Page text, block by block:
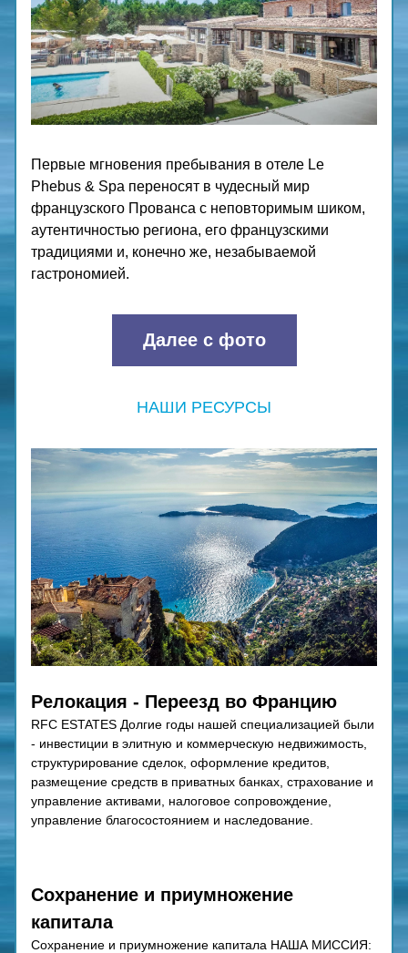
Первые мгновения пребывания в отеле Le
Phebus & Spa переносят в чудесный мир
французского Прованса с неповторимым шиком,
аутентичностью региона, его французскими
традициями и, конечно же, незабываемой
гастрономией.
Далее с фото
НАШИ РЕСУРСЫ
Релокация - Переезд во Францию
RFC ESTATES Долгие годы нашей специализацией были
- инвестиции в элитную и коммерческую недвижимость,
структурирование сделок, оформление кредитов,
размещение средств в приватных банках, страхование и
управление активами, налоговое сопровождение,
управление благосостоянием и наследование.
Сохранение и приумножение
капитала
Сохранение и приумножение капитала НАША МИССИЯ: